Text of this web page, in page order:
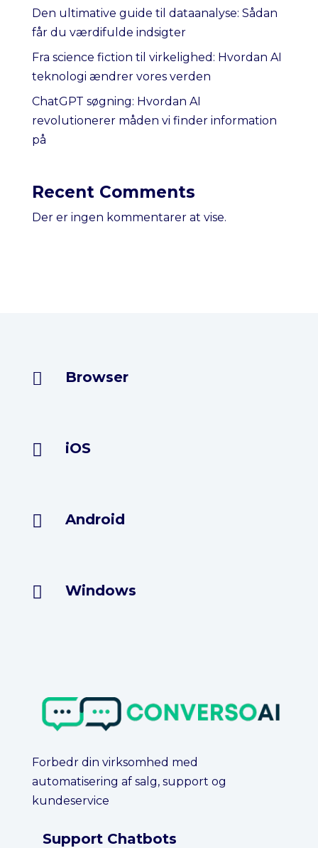
Den ultimative guide til dataanalyse: Sådan
får du værdifulde indsigter
Fra science fiction til virkelighed: Hvordan AI
teknologi ændrer vores verden
ChatGPT søgning: Hvordan AI
revolutionerer måden vi finder information
på
Recent Comments
Der er ingen kommentarer at vise.
 Browser
 iOS
 Android
 Windows
Forbedr din virksomhed med
automatisering af salg, support og
kundeservice
Support Chatbots